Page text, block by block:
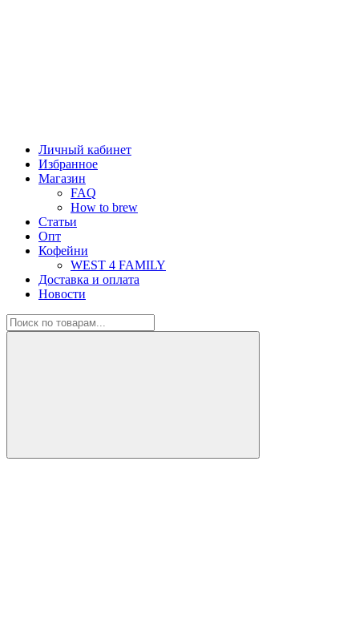
Личный кабинет
Избранное
Магазин
FAQ
How to brew
Статьи
Опт
Кофейни
WEST 4 FAMILY
Доставка и оплата
Новости